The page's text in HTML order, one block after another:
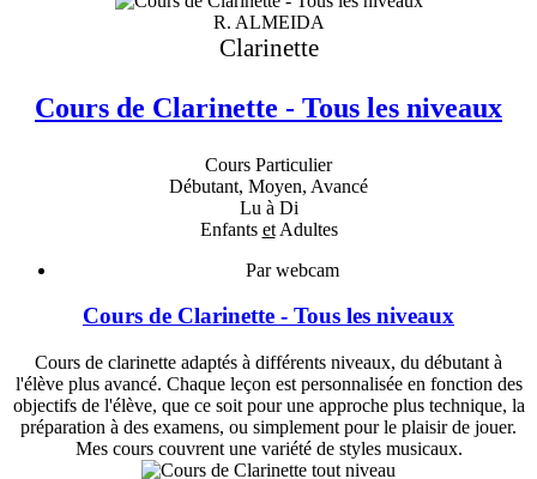
R. ALMEIDA
Clarinette
Cours de Clarinette - Tous les niveaux
Cours Particulier
Débutant, Moyen, Avancé
Lu à Di
Enfants etAdultes
Par webcam
Cours de Clarinette - Tous les niveaux
Cours de clarinette adaptés à différents niveaux, du débutant à
l'élève plus avancé. Chaque leçon est personnalisée en fonction des
objectifs de l'élève, que ce soit pour une approche plus technique, la
préparation à des examens, ou simplement pour le plaisir de jouer.
Mes cours couvrent une variété de styles musicaux.